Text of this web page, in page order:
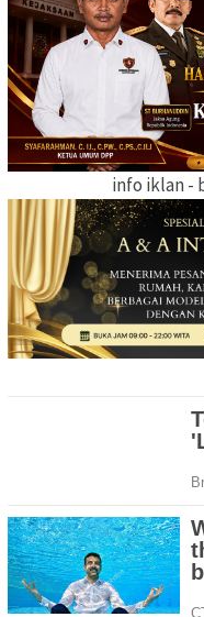
info iklan -